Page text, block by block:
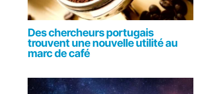
Des chercheurs portugais
trouvent une nouvelle utilité au
marc de café